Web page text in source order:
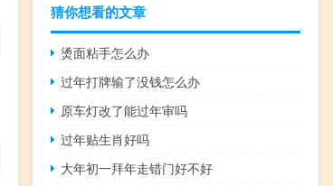
猜你想看的文章
烫面粘手怎么办
过年打牌输了没钱怎么办
原车灯改了能过年审吗
过年贴生肖好吗
大年初一拜年走错门好不好